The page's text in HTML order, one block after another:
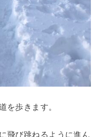
を歩きます。
飛び跳ねるように進ん